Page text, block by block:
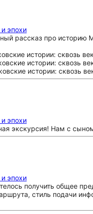
эпохи
рассказ про историю
эпохи
экскурсия! Нам с
эпохи
получить общее
стиль подачи